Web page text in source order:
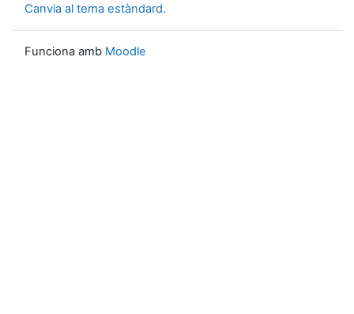
Canvia al tema estàndard.
Funciona amb Moodle